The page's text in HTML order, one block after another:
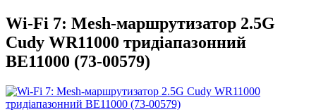
Wi-Fi 7: Mesh-маршрутизатор 2.5G
Cudy WR11000 тридіапазонний
BE11000 (73-00579)